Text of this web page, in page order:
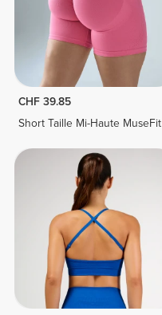
CHF 39.85
Short Taille Mi-Haute MuseFit